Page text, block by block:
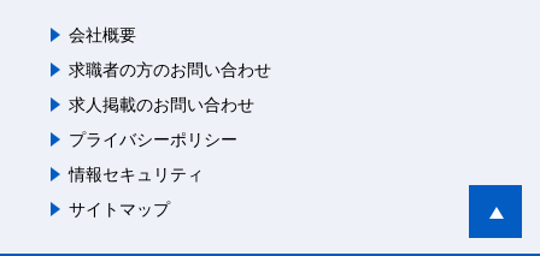
会社概要
求職者の方のお問い合わせ
求人掲載のお問い合わせ
プライバシーポリシー
情報セキュリティ
サイトマップ